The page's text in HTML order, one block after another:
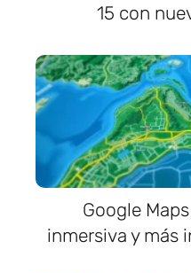
15 con
Google
inmersiva y más